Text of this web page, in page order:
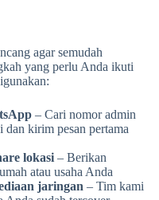
agar semudah
yang perlu Anda ikuti
– Cari nomor admin
kirim pesan pertama
lokasi – Berikan
atau usaha Anda
jaringan – Tim kami